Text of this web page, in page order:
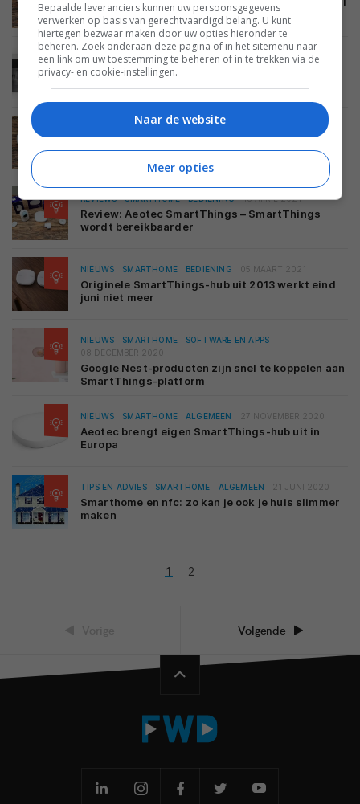
uitvoeren
NIEUWS SMARTHOME ENERGIE 15 JULI 2021
Geld besparen op je energierekening met
10 MEI 2021
REVIEWS SMARTHOME BEDIENING 18 APRIL 2021
Review: Aeotec SmartThings – SmartThings
wordt bereikbaarder
NIEUWS SMARTHOME BEDIENING 05 MAART 2021
Originele SmartThings-hub uit 2013 werkt eind
juni niet meer
NIEUWS SMARTHOME
SOFTWARE EN APPS
08 DECEMBER 2020
Google Nest-producten zijn snel te koppelen aan
SmartThings-platform
NIEUWS SMARTHOME ALGEMEEN 27 NOVEMBER 2020
Aeotec brengt eigen SmartThings-hub uit in
Europa
TIPS EN ADVIES SMARTHOME ALGEMEEN 21 JUNI 2020
Smarthome en nfc: zo kan je ook je huis slimmer
maken
1 2
Volgende
Bepaalde leveranciers kunnen uw persoonsgegevens
verwerken op basis van gerechtvaardigd belang. U kunt
hiertegen bezwaar maken door uw opties hieronder te
beheren. Zoek onderaan deze pagina of in het sitemenu naar
een link om uw toestemming te beheren of in te trekken via de
privacy- en cookie-instellingen.
Naar de website
Meer opties